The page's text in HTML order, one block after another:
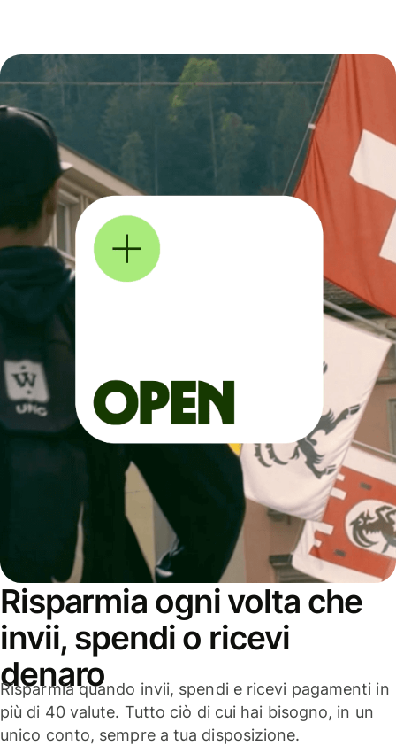
Risparmia ogni volta che
invii, spendi o ricevi
denaro
Risparmia quando invii, spendi e ricevi pagamenti in
più di 40 valute. Tutto ciò di cui hai bisogno, in un
unico conto, sempre a tua disposizione.